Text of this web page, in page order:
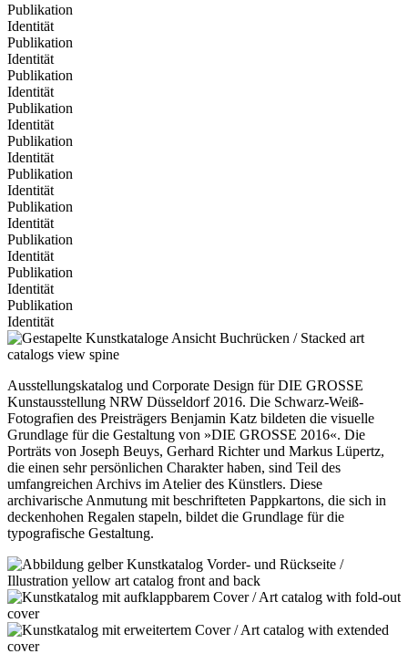
Publikation
Identität
Publikation
Identität
Publikation
Identität
Publikation
Identität
Publikation
Identität
Publikation
Identität
Publikation
Identität
Publikation
Identität
Publikation
Identität
Publikation
Identität
Ausstellungskatalog und Corporate Design für DIE GROSSE
Kunstausstellung NRW Düsseldorf 2016. Die Schwarz-Weiß-
Fotografien des Preisträgers Benjamin Katz bildeten die visuelle
Grundlage für die Gestaltung von »DIE GROSSE 2016«. Die
Porträts von Joseph Beuys, Gerhard Richter und Markus Lüpertz,
die einen sehr persönlichen Charakter haben, sind Teil des
umfangreichen Archivs im Atelier des Künstlers. Diese
archivarische Anmutung mit beschrifteten Pappkartons, die sich in
deckenhohen Regalen stapeln, bildet die Grundlage für die
typografische Gestaltung.